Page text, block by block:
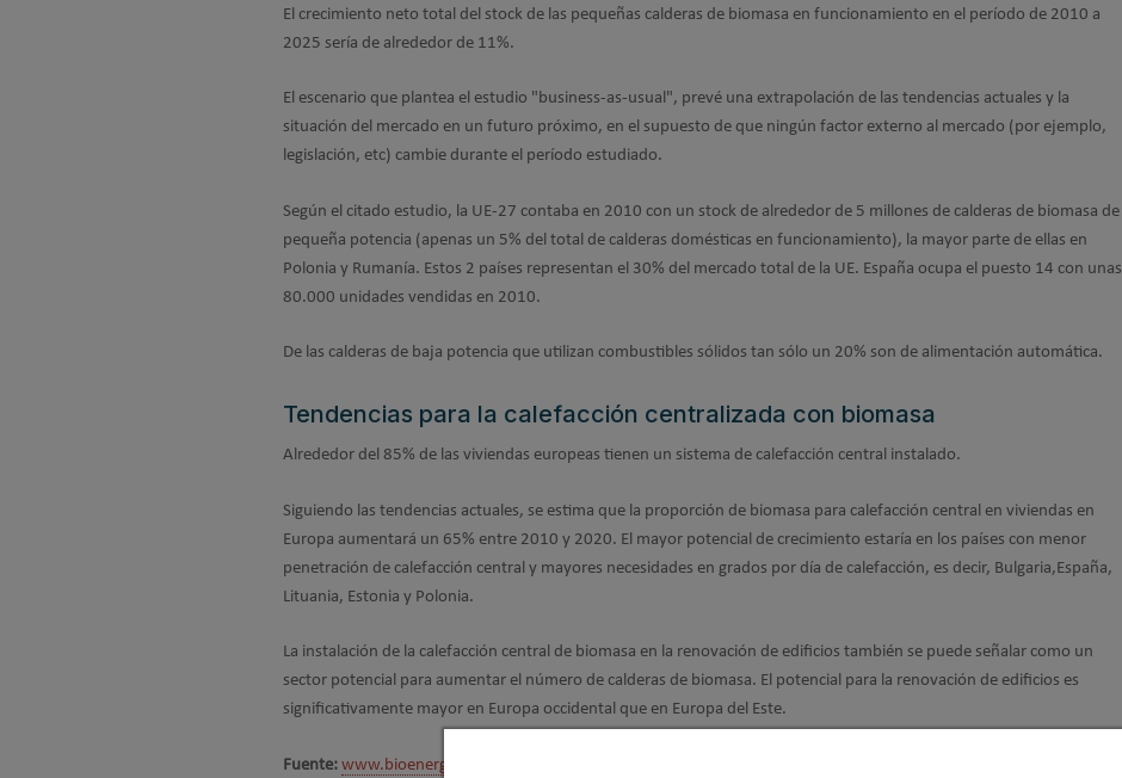
El crecimiento neto total del stock de las pequeñas calderas de biomasa en funcionamiento en el período de 2010 a
2025 sería de alrededor de 11%.
El escenario que plantea el estudio "business-as-usual", prevé una extrapolación de las tendencias actuales y la
situación del mercado en un futuro próximo, en el supuesto de que ningún factor externo al mercado (por ejemplo,
legislación, etc) cambie durante el período estudiado.
Según el citado estudio, la UE-27 contaba en 2010 con un stock de alrededor de 5 millones de calderas de biomasa de
pequeña potencia (apenas un 5% del total de calderas domésticas en funcionamiento), la mayor parte de ellas en
Polonia y Rumanía. Estos 2 países representan el 30% del mercado total de la UE. España ocupa el puesto 14 con unas
80.000 unidades vendidas en 2010.
De las calderas de baja potencia que utilizan combustibles sólidos tan sólo un 20% son de alimentación automática.
Tendencias para la calefacción centralizada con biomasa
Alrededor del 85% de las viviendas europeas tienen un sistema de calefacción central instalado.
Siguiendo las tendencias actuales, se estima que la proporción de biomasa para calefacción central en viviendas en
Europa aumentará un 65% entre 2010 y 2020. El mayor potencial de crecimiento estaría en los países con menor
penetración de calefacción central y mayores necesidades en grados por día de calefacción, es decir, Bulgaria,España,
Lituania, Estonia y Polonia.
La instalación de la calefacción central de biomasa en la renovación de edificios también se puede señalar como un
sector potencial para aumentar el número de calderas de biomasa. El potencial para la renovación de edificios es
significativamente mayor en Europa occidental que en Europa del Este.
Fuente: www.bioenergyinternational.es